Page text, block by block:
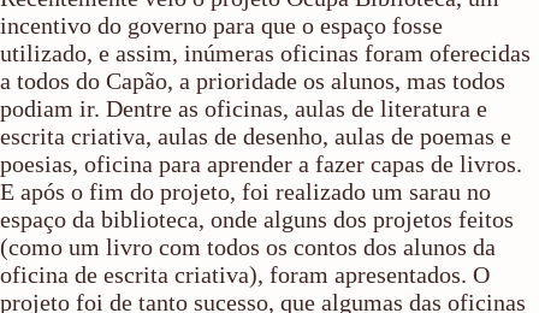
incentivo do governo para que o espaço fosse
utilizado, e assim, inúmeras oficinas foram oferecidas
a todos do Capão, a prioridade os alunos, mas todos
podiam ir. Dentre as oficinas, aulas de literatura e
escrita criativa, aulas de desenho, aulas de poemas e
poesias, oficina para aprender a fazer capas de livros.
E após o fim do projeto, foi realizado um sarau no
espaço da biblioteca, onde alguns dos projetos feitos
(como um livro com todos os contos dos alunos da
oficina de escrita criativa), foram apresentados. O
projeto foi de tanto sucesso, que algumas das oficinas